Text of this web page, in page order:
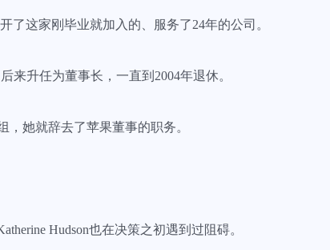
了这家刚毕业就加入的、服务了24年的公司。
来升任为董事长，一直到2004年退休。
她就辞去了苹果董事的职务。
Hudson也在决策之初遇到过阻碍。